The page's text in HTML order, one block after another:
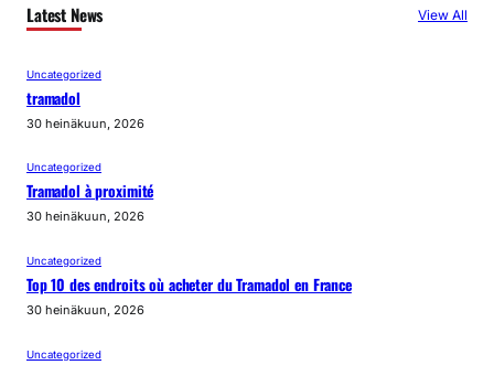
Latest News View All
Uncategorized
tramadol
30 heinäkuun, 2026
Uncategorized
Tramadol à proximité
30 heinäkuun, 2026
Uncategorized
Top 10 des endroits où acheter du Tramadol en France
30 heinäkuun, 2026
Uncategorized